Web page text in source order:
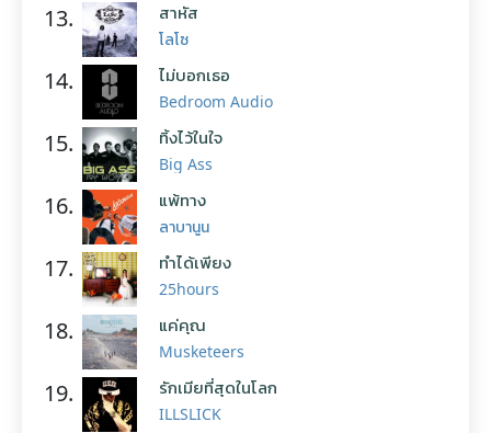
13. สาหัส
โลโซ
14. ไม่บอกเธอ
Bedroom Audio
15. ทิ้งไว้ในใจ
Big Ass
16. แพ้ทาง
ลาบานูน
17. ทำได้เพียง
25hours
18. แค่คุณ
Musketeers
19. รักเมียที่สุดในโลก
ILLSLICK